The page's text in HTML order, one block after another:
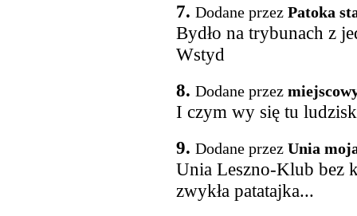
7. Dodane przez Patoka
Bydło na trybunach z
Wstyd
8. Dodane przez
I czym wy się tu
9. Dodane przez Unia
Unia Leszno-Klub bez
zwykła patatajka...